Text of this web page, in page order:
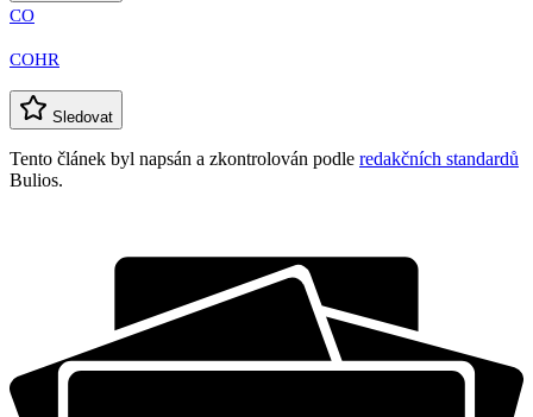
CO
COHR
Sledovat
Tento článek byl napsán a zkontrolován podle redakčních standardů
Bulios.